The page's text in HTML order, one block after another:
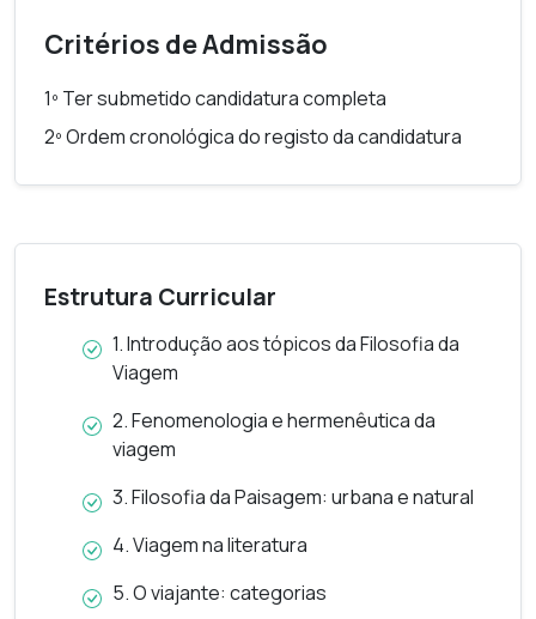
Critérios de Admissão
1º Ter submetido candidatura completa
2º Ordem cronológica do registo da candidatura
Estrutura Curricular
1. Introdução aos tópicos da Filosofia da
Viagem
2. Fenomenologia e hermenêutica da
viagem
3. Filosofia da Paisagem: urbana e natural
4. Viagem na literatura
5. O viajante: categorias